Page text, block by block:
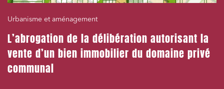
Urbanisme et aménagement
L’abrogation de la délibération autorisant la
vente d’un bien immobilier du domaine privé
communal